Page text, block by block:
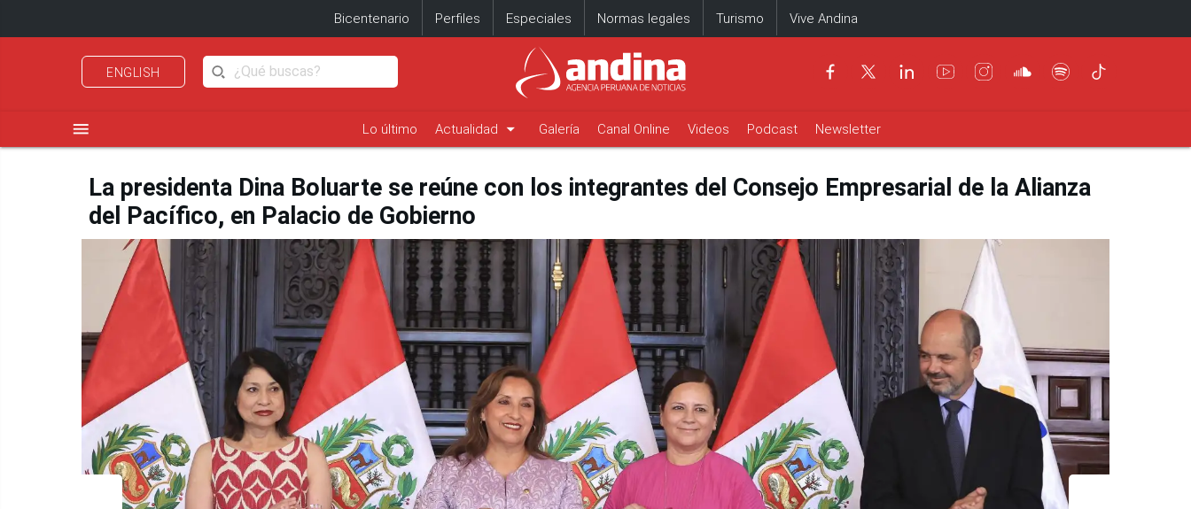
Bicentenario Perfiles Especiales Normas legales Turismo Vive Andina
ENGLISH
menu Lo último Actualidad arrow_drop_down Galería Canal Online Videos Podcast Newsletter
La presidenta Dina Boluarte se reúne con los integrantes del Consejo Empresarial de la Alianza
del Pacífico, en Palacio de Gobierno